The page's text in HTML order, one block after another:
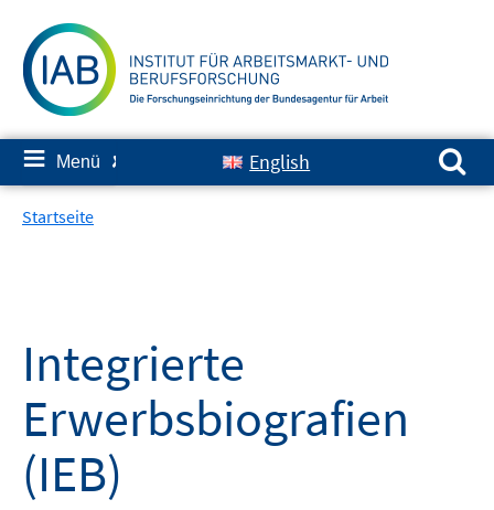
zum
Inhalt
≡ Menü ✘ English
Suchen nach:
Startseite
Integrierte
Erwerbsbiografien
(IEB)